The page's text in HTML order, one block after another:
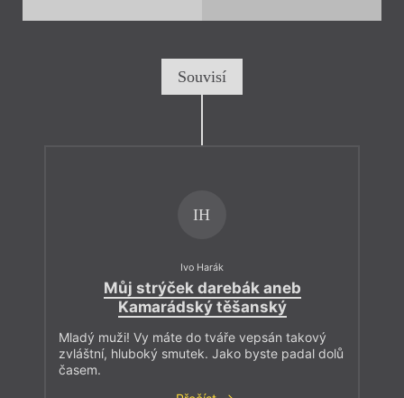
Souvisí
IH
Ivo Harák
Můj strýček darebák aneb
Kamarádský těšanský
Mladý muži! Vy máte do tváře vepsán takový
zvláštní, hluboký smutek. Jako byste padal dolů
časem.